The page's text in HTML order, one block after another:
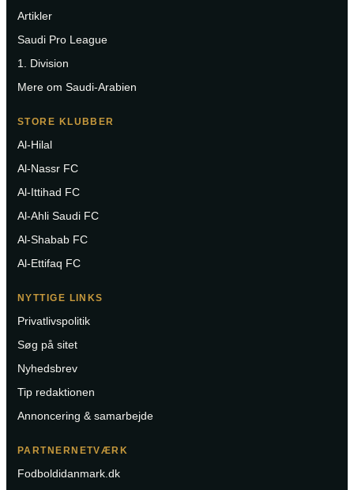
Artikler
Saudi Pro League
1. Division
Mere om Saudi-Arabien
STORE KLUBBER
Al-Hilal
Al-Nassr FC
Al-Ittihad FC
Al-Ahli Saudi FC
Al-Shabab FC
Al-Ettifaq FC
NYTTIGE LINKS
Privatlivspolitik
Søg på sitet
Nyhedsbrev
Tip redaktionen
Annoncering & samarbejde
PARTNERNETVÆRK
Fodboldidanmark.dk